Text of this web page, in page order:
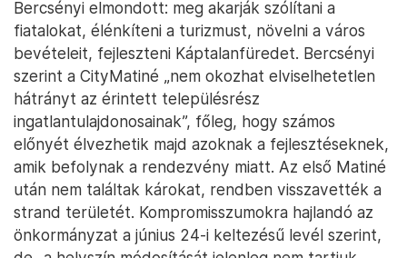
Bercsényi elmondott: meg akarják szólítani a
fiatalokat, élénkíteni a turizmust, növelni a város
bevételeit, fejleszteni Káptalanfüredet. Bercsényi
szerint a CityMatiné „nem okozhat elviselhetetlen
hátrányt az érintett településrész
ingatlantulajdonosainak”, főleg, hogy számos
előnyét élvezhetik majd azoknak a fejlesztéseknek,
amik befolynak a rendezvény miatt. Az első Matiné
után nem találtak károkat, rendben visszavették a
strand területét. Kompromisszumokra hajlandó az
önkormányzat a június 24-i keltezésű levél szerint,